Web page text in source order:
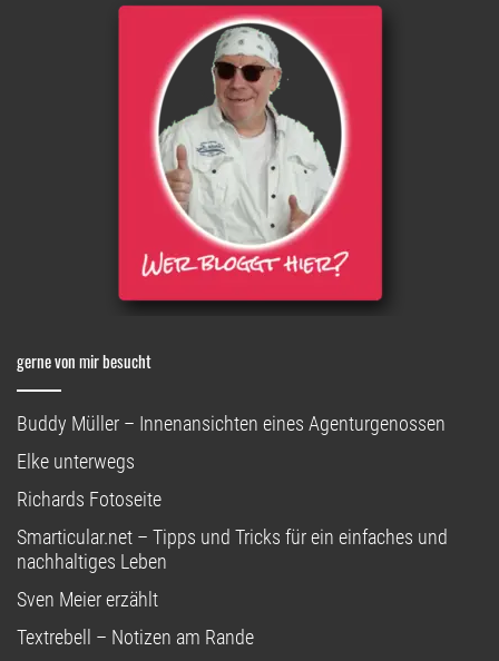
gerne von mir besucht
Buddy Müller – Innenansichten eines Agenturgenossen
Elke unterwegs
Richards Fotoseite
Smarticular.net – Tipps und Tricks für ein einfaches und
nachhaltiges Leben
Sven Meier erzählt
Textrebell – Notizen am Rande